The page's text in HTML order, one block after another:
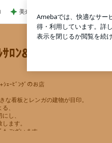
ール アウラネイル | 桑名市
美奈代 夫とローストビーフの夕食
ﾛﾝ&ｽｸｰﾙ&ｼｪｰﾋﾞ
ｼｪｰﾋﾞﾝｸﾞのお店
な看板とレンガの建物が目印。
、
し、
ます。
ございます。